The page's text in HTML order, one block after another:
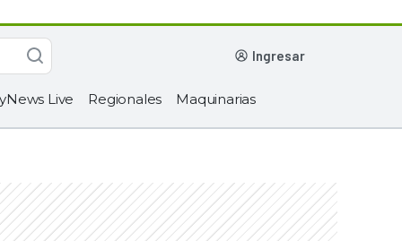
ingresar
Live Regionales Maquinarias